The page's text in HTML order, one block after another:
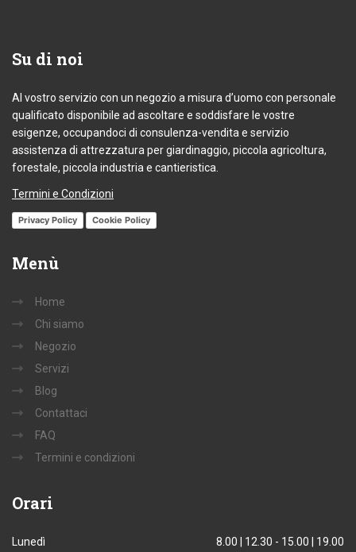
Su di noi
Al vostro servizio con un negozio a misura d’uomo con personale
qualificato disponibile ad ascoltare e soddisfare le vostre
esigenze, occupandoci di consulenza-vendita e servizio
assistenza di attrezzatura per giardinaggio, piccola agricoltura,
forestale, piccola industria e cantieristica.
Termini e Condizioni
Privacy Policy Cookie Policy
Menù
Home
Chi siamo
Negozio
Servizi
Blog
Contattaci
FAQ
Termini e condizioni
Orari
Lunedì 8.00 | 12.30 - 15.00 | 19.00